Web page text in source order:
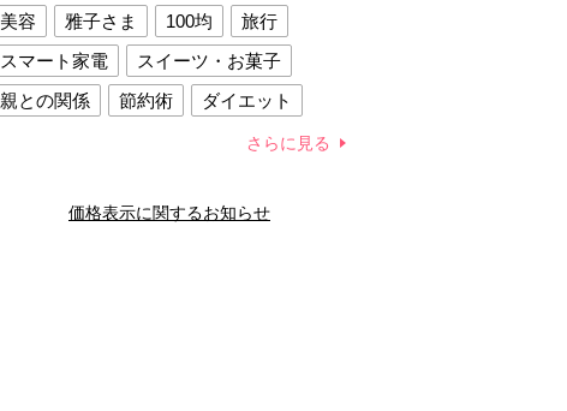
美容 雅子さま 100均
旅行
スマート家電
スイーツ・お菓子
親との関係
節約術
ダイエット
夫との関係
新津春子 どか食い
さらに見る
価格表示に関するお知らせ